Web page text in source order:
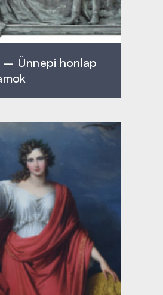
Ünnepi honlap